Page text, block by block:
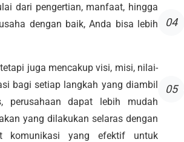
dari pengertian, manfaat, hingga
dengan baik, Anda bisa lebih
juga mencakup visi, misi, nilai-
bagi setiap langkah yang diambil
perusahaan dapat lebih mudah
yang dilakukan selaras dengan
yang efektif untuk
04
05